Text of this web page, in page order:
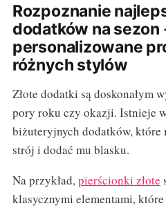
Rozpoznanie
dodatków na sezon
personalizowane
różnych stylów
Złote dodatki są doskonałym
pory roku czy okazji. Istnieje
biżuteryjnych dodatków, które
strój i dodać mu blasku.
Na przykład,pierścionki złote
klasycznymi elementami,